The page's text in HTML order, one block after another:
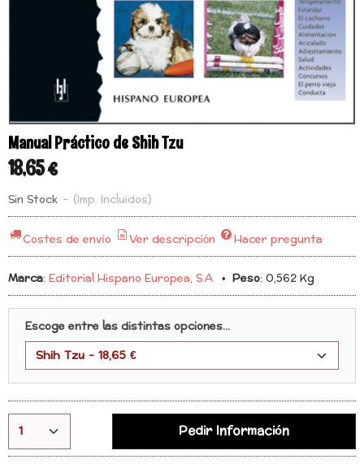
Manual Práctico de Shih Tzu
18,65 €
Sin Stock - (Imp. Incluidos)
Costes de envío Ver descripción
Hacer pregunta
Marca: Editorial Hispano Europea, S.A. • Peso: 0,562 Kg
Escoge entre las distintas opciones...
Pedir Información